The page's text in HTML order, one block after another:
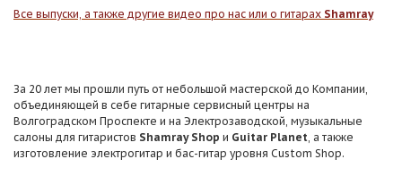
Все выпуски, а также другие видео про нас или о гитарах Shamray
За 20 лет мы прошли путь от небольшой мастерской до Компании,
объединяющей в себе гитарные сервисный центры на
Волгоградском Проспекте и на Электрозаводской, музыкальные
салоны для гитаристов Shamray Shop и Guitar Planet , а также
изготовление электрогитар и бас-гитар уровня Custom Shop.